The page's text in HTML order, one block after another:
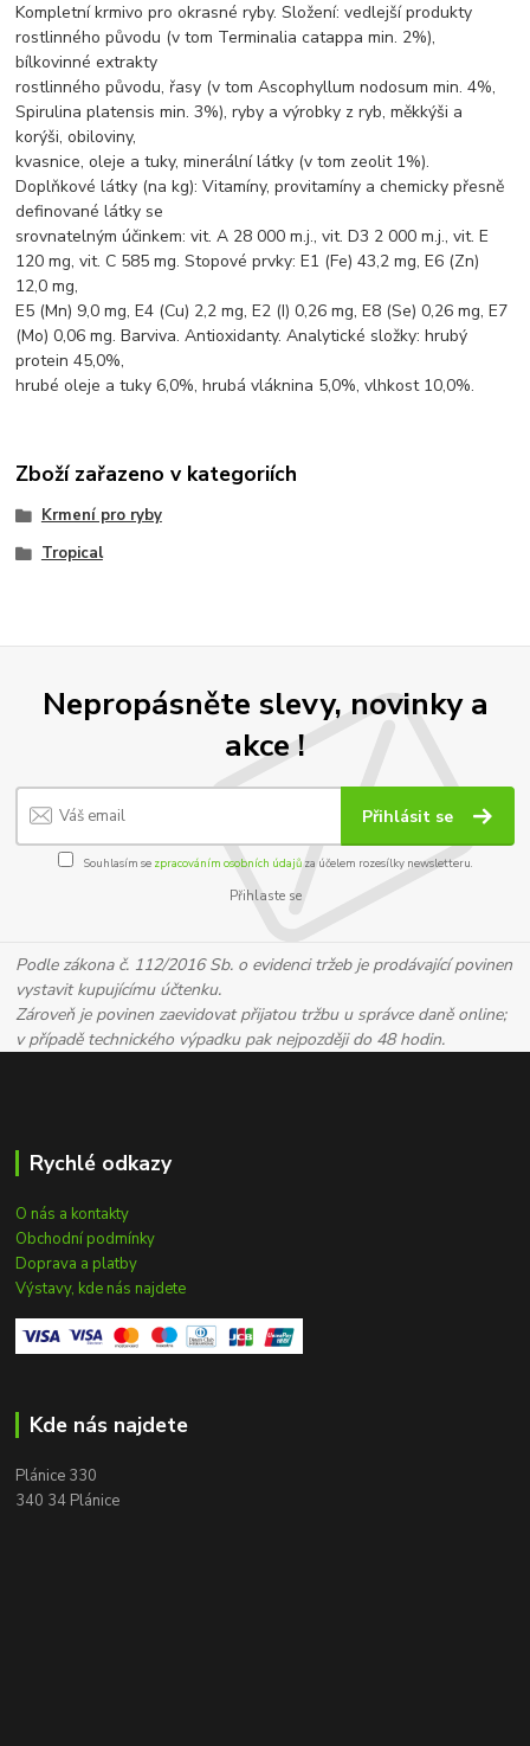
Kompletní krmivo pro okrasné ryby. Složení: vedlejší produkty
rostlinného původu (v tom Terminalia catappa min. 2%),
bílkovinné extrakty
rostlinného původu, řasy (v tom Ascophyllum nodosum min. 4%,
Spirulina platensis min. 3%), ryby a výrobky z ryb, měkkýši a
korýši, obiloviny,
kvasnice, oleje a tuky, minerální látky (v tom zeolit 1%).
Doplňkové látky (na kg): Vitamíny, provitamíny a chemicky přesně
definované látky se
srovnatelným účinkem: vit. A 28 000 m.j., vit. D3 2 000 m.j., vit. E
120 mg, vit. C 585 mg. Stopové prvky: E1 (Fe) 43,2 mg, E6 (Zn)
12,0 mg,
E5 (Mn) 9,0 mg, E4 (Cu) 2,2 mg, E2 (I) 0,26 mg, E8 (Se) 0,26 mg, E7
(Mo) 0,06 mg. Barviva. Antioxidanty. Analytické složky: hrubý
protein 45,0%,
hrubé oleje a tuky 6,0%, hrubá vláknina 5,0%, vlhkost 10,0%.
Zboží zařazeno v kategoriích
Krmení pro ryby
Tropical
Nepropásněte slevy, novinky a
akce !
Přihlásit se
Souhlasím se zpracováním osobních údajůza účelem rozesílky newsletteru.
Přihlaste se
Podle zákona č. 112/2016 Sb. o evidenci tržeb je prodávající povinen
vystavit kupujícímu účtenku.
Zároveň je povinen zaevidovat přijatou tržbu u správce daně online;
v případě technického výpadku pak nejpozději do 48 hodin.
Rychlé odkazy
O nás a kontakty
Obchodní podmínky
Doprava a platby
Výstavy, kde nás najdete
Kde nás najdete
Plánice 330
340 34 Plánice